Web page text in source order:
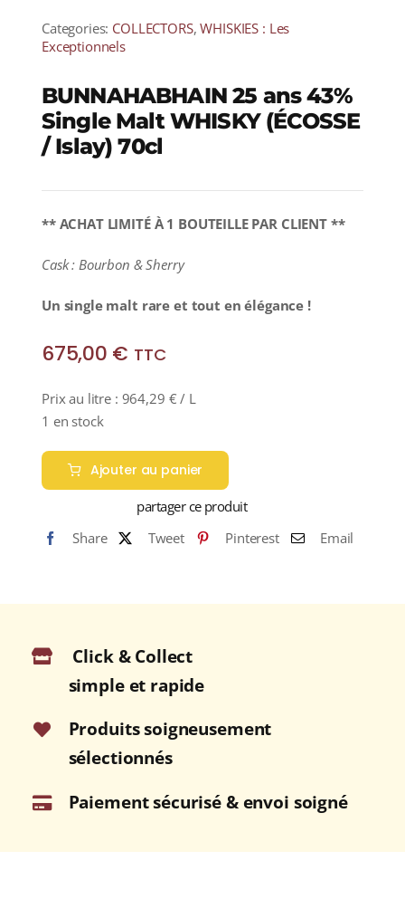
Categories: COLLECTORS,WHISKIES : Les
Exceptionnels
BUNNAHABHAIN 25 ans 43%
Single Malt WHISKY (ÉCOSSE
/ Islay) 70cl
** ACHAT LIMITÉ À 1 BOUTEILLE PAR CLIENT **
Cask : Bourbon & Sherry
Un single malt rare et tout en élégance !
675,00 € TTC
Prix au litre : 964,29 € / L
1 en stock
Ajouter au panier
partager ce produit
Share
Tweet Pinterest Email
Click & Collect
simple et rapide
Produits soigneusement
sélectionnés
Paiement sécurisé & envoi soigné